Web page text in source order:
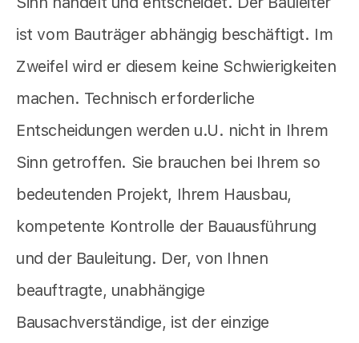
ist vom Bauträger abhängig beschäftigt. Im
Zweifel wird er diesem keine Schwierigkeiten
machen. Technisch erforderliche
Entscheidungen werden u.U. nicht in Ihrem
Sinn getroffen. Sie brauchen bei Ihrem so
bedeutenden Projekt, Ihrem Hausbau,
kompetente Kontrolle der Bauausführung
und der Bauleitung. Der, von Ihnen
beauftragte, unabhängige
Bausachverständige, ist der einzige